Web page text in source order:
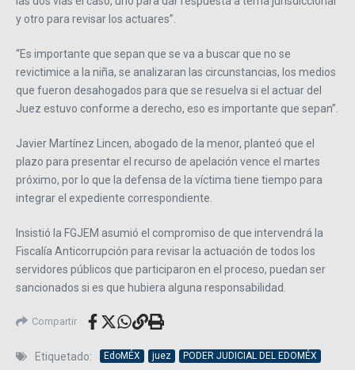
y otro para revisar los actuares”.
“Es importante que sepan que se va a buscar que no se
revictimice a la niña, se analizaran las circunstancias, los medios
que fueron desahogados para que se resuelva si el actuar del
Juez estuvo conforme a derecho, eso es importante que sepan”.
Javier Martínez Lincen, abogado de la menor, planteó que el
plazo para presentar el recurso de apelación vence el martes
próximo, por lo que la defensa de la víctima tiene tiempo para
integrar el expediente correspondiente.
Insistió la FGJEM asumió el compromiso de que intervendrá la
Fiscalía Anticorrupción para revisar la actuación de todos los
servidores públicos que participaron en el proceso, puedan ser
sancionados si es que hubiera alguna responsabilidad.
Compartir
Etiquetado: EdoMÉX juez PODER JUDICIAL DEL EDOMÉX